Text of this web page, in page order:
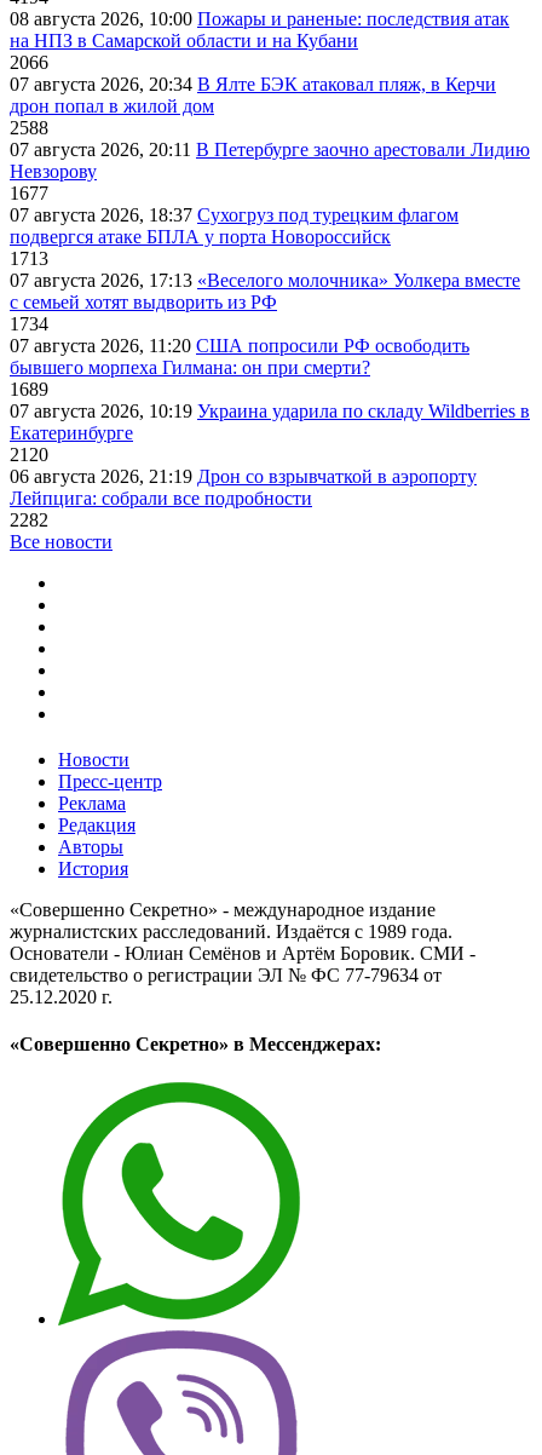
08 августа 2026, 10:00 Пожары и раненые: последствия атак
на НПЗ в Самарской области и на Кубани
2066
07 августа 2026, 20:34 В Ялте БЭК атаковал пляж, в Керчи
дрон попал в жилой дом
2588
07 августа 2026, 20:11 В Петербурге заочно арестовали Лидию
Невзорову
1677
07 августа 2026, 18:37 Сухогруз под турецким флагом
подвергся атаке БПЛА у порта Новороссийск
1713
07 августа 2026, 17:13 «Веселого молочника» Уолкера вместе
с семьей хотят выдворить из РФ
1734
07 августа 2026, 11:20 США попросили РФ освободить
бывшего морпеха Гилмана: он при смерти?
1689
07 августа 2026, 10:19 Украина ударила по складу Wildberries в
Екатеринбурге
2120
06 августа 2026, 21:19 Дрон со взрывчаткой в аэропорту
Лейпцига: собрали все подробности
2282
Все новости
Новости
Пресс-центр
Реклама
Редакция
Авторы
История
«Совершенно Секретно» - международное издание
журналистских расследований. Издаётся с 1989 года.
Основатели - Юлиан Семёнов и Артём Боровик. CМИ -
свидетельство о регистрации ЭЛ № ФС 77-79634 от
25.12.2020 г.
«Совершенно Секретно» в Мессенджерах: